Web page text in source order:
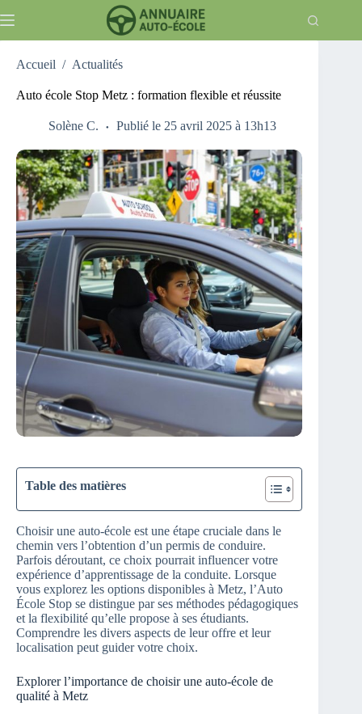
au
Accueil / Actualités
Auto école Stop Metz : formation flexible et réussite
Solène C. Publié le 25 avril 2025 à 13h13
Table des matières
Choisir une auto-école est une étape cruciale dans le
chemin vers l’obtention d’un permis de conduire.
Parfois déroutant, ce choix pourrait influencer votre
expérience d’apprentissage de la conduite. Lorsque
vous explorez les options disponibles à Metz, l’Auto
École Stop se distingue par ses méthodes pédagogiques
et la flexibilité qu’elle propose à ses étudiants.
Comprendre les divers aspects de leur offre et leur
localisation peut guider votre choix.
Explorer l’importance de choisir une auto-école de
qualité à Metz